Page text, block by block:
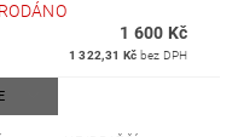
1 600 Kč
1 322,31 Kč bez DPH